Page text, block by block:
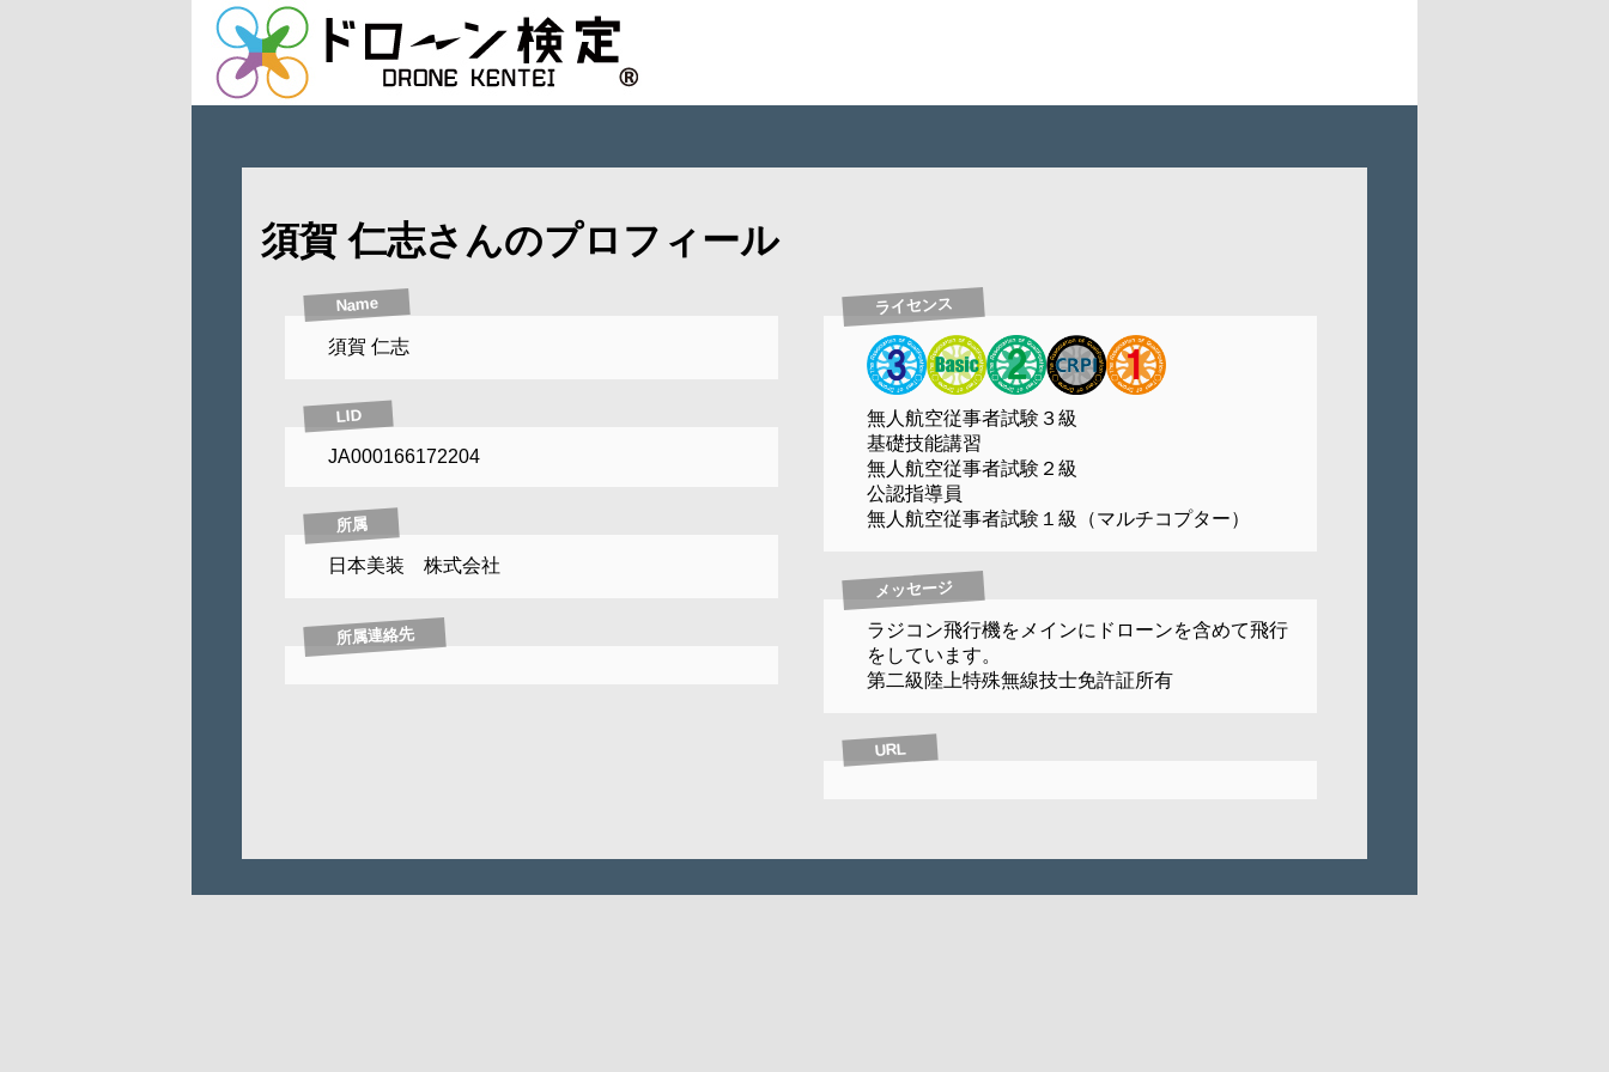
須賀 仁志さんのプロフィール
Name
須賀 仁志
LID
JA000166172204
所属
日本美装 株式会社
所属連絡先
ライセンス
無人航空従事者試験３級
基礎技能講習
無人航空従事者試験２級
公認指導員
無人航空従事者試験１級（マルチコプター）
メッセージ
ラジコン飛行機をメインにドローンを含めて飛行
をしています。
第二級陸上特殊無線技士免許証所有
URL